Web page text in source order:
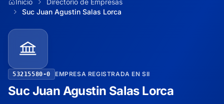
Inicio
Directorio de Empresas
Suc Juan Agustin Salas Lorca
53215580-0 EMPRESA REGISTRADA EN SII
Suc Juan Agustin Salas Lorca